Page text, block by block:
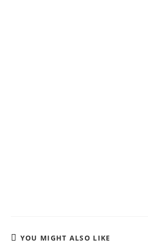
YOU MIGHT ALSO LIKE